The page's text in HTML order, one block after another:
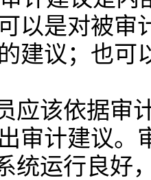
以是对被审
建议；也可
应该依据审
审计建议。
统运行良好